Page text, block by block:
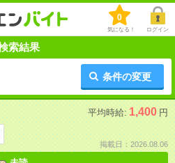
0
気になる！ ログイン
索結果
条件の変更
平均時給: 1,400 円
掲載日：2026.08.06